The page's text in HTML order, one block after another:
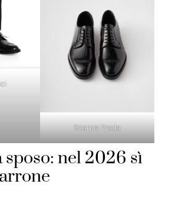
Scarpe Prada
sposo: nel 2026 sì